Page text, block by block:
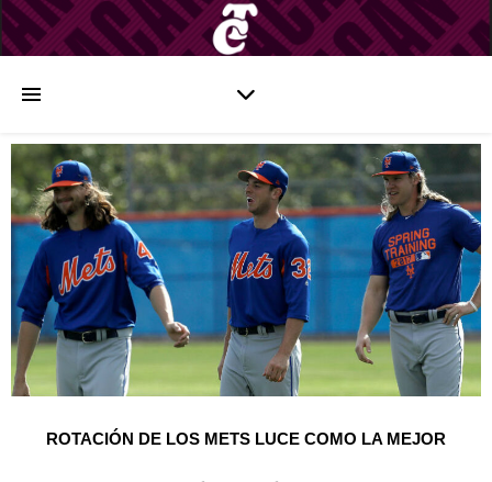
ROTACIÓN DE LOS METS LUCE COMO LA MEJOR